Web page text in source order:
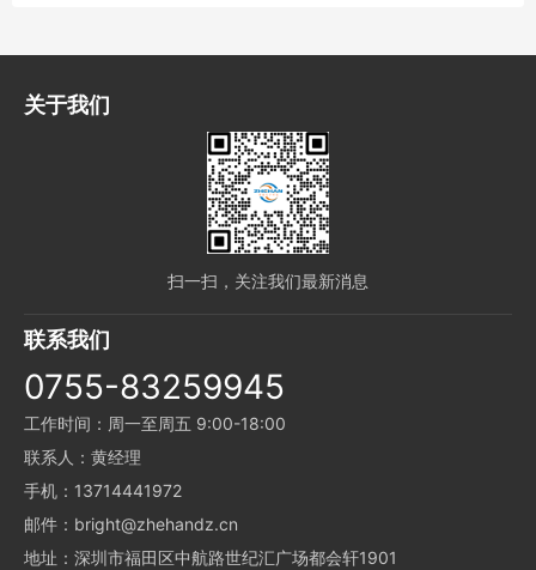
关于我们
扫一扫，关注我们最新消息
联系我们
0755-83259945
工作时间：周一至周五 9:00-18:00
联系人：黄经理
手机：13714441972
邮件：bright@zhehandz.cn
地址：深圳市福田区中航路世纪汇广场都会轩1901